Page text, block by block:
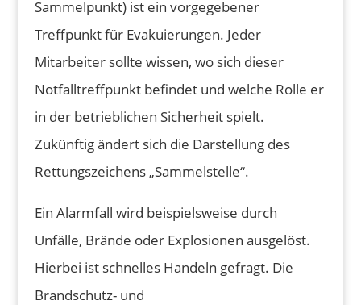
Sammelpunkt) ist ein vorgegebener
Treffpunkt für Evakuierungen. Jeder
Mitarbeiter sollte wissen, wo sich dieser
Notfalltreffpunkt befindet und welche Rolle er
in der betrieblichen Sicherheit spielt.
Zukünftig ändert sich die Darstellung des
Rettungszeichens „Sammelstelle“.
Ein Alarmfall wird beispielsweise durch
Unfälle, Brände oder Explosionen ausgelöst.
Hierbei ist schnelles Handeln gefragt. Die
Brandschutz- und